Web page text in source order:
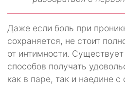
Даже если боль при
сохраняется, не стоит
от интимности.
способов получать
как в паре, так и наедине с